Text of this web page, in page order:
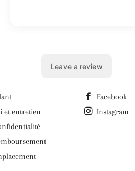
et entretien
Facebook
Instagram